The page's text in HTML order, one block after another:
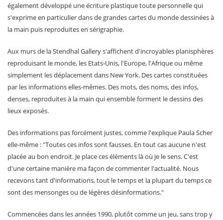
également développé une écriture plastique toute personnelle qui
s'exprime en particulier dans de grandes cartes du monde dessinées à
la main puis reproduites en sérigraphie.
Aux murs de la Stendhal Gallery s'affichent d'incroyables planisphères
reproduisant le monde, les Etats-Unis, l'Europe, l'Afrique ou même
simplement les déplacement dans New York. Des cartes constituées
par les informations elles-mêmes. Des mots, des noms, des infos,
denses, reproduites à la main qui ensemble forment le dessins des
lieux exposés.
Des informations pas forcément justes, comme l'explique Paula Scher
elle-même : "Toutes ces infos sont fausses. En tout cas aucune n'est
placée au bon endroit. Je place ces éléments là où je le sens. C'est
d'une certaine manière ma façon de commenter l'actualité. Nous
recevons tant d'informations, tout le temps et la plupart du temps ce
sont des mensonges ou de légères désinformations."
Commencées dans les années 1990, plutôt comme un jeu, sans trop y